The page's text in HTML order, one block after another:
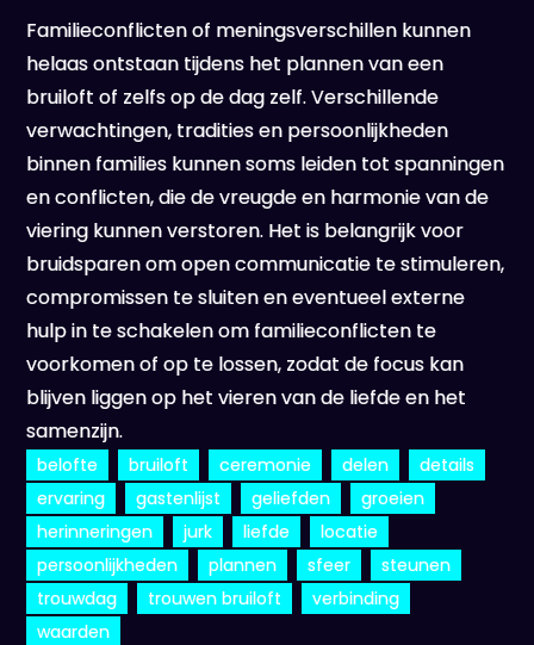
Familieconflicten of meningsverschillen kunnen
helaas ontstaan tijdens het plannen van een
bruiloft of zelfs op de dag zelf. Verschillende
verwachtingen, tradities en persoonlijkheden
binnen families kunnen soms leiden tot spanningen
en conflicten, die de vreugde en harmonie van de
viering kunnen verstoren. Het is belangrijk voor
bruidsparen om open communicatie te stimuleren,
compromissen te sluiten en eventueel externe
hulp in te schakelen om familieconflicten te
voorkomen of op te lossen, zodat de focus kan
blijven liggen op het vieren van de liefde en het
samenzijn.
belofte bruiloft ceremonie delen
details
ervaring
gastenlijst geliefden
groeien
herinneringen
jurk liefde
locatie
persoonlijkheden
plannen sfeer
steunen
trouwdag
trouwen bruiloft
verbinding
waarden